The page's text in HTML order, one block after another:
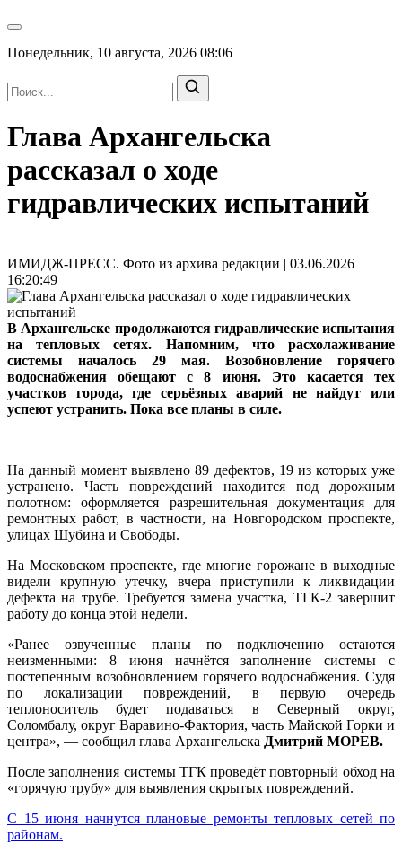
Понедельник, 10 августа, 2026 08:06
Глава Архангельска
рассказал о ходе
гидравлических испытаний
ИМИДЖ-ПРЕСС. Фото из архива редакции | 03.06.2026
16:20:49
В Архангельске продолжаются гидравлические испытания
на тепловых сетях. Напомним, что расхолаживание
системы началось 29 мая. Возобновление горячего
водоснабжения обещают с 8 июня. Это касается тех
участков города, где серьёзных аварий не найдут или
успеют устранить. Пока все планы в силе.
На данный момент выявлено 89 дефектов, 19 из которых уже
устранено. Часть повреждений находится под дорожным
полотном: оформляется разрешительная документация для
ремонтных работ, в частности, на Новгородском проспекте,
улицах Шубина и Свободы.
На Московском проспекте, где многие горожане в выходные
видели крупную утечку, вчера приступили к ликвидации
дефекта на трубе. Требуется замена участка, ТГК‑2 завершит
работу до конца этой недели.
«Ранее озвученные планы по подключению остаются
неизменными: 8 июня начнётся заполнение системы с
постепенным возобновлением горячего водоснабжения. Судя
по локализации повреждений, в первую очередь
теплоноситель будет подаваться в Северный округ,
Соломбалу, округ Варавино‑Фактория, часть Майской Горки и
центра», — сообщил глава Архангельска Дмитрий МОРЕВ.
После заполнения системы ТГК проведёт повторный обход на
«горячую трубу» для выявления скрытых повреждений.
С 15 июня начнутся плановые ремонты тепловых сетей по
районам.